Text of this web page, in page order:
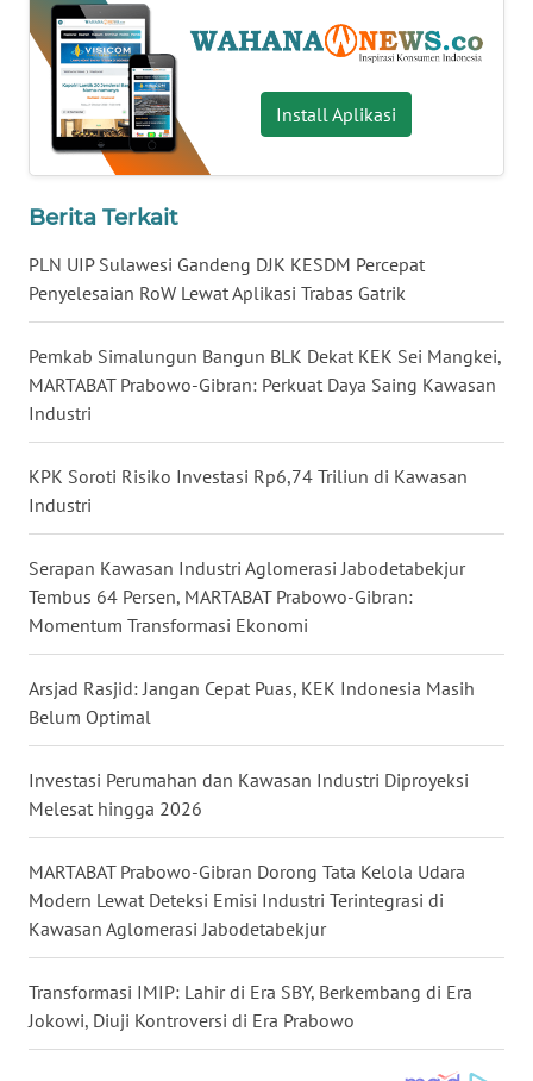
Install Aplikasi
Berita Terkait
PLN UIP Sulawesi Gandeng DJK KESDM Percepat
Penyelesaian RoW Lewat Aplikasi Trabas Gatrik
Pemkab Simalungun Bangun BLK Dekat KEK Sei Mangkei,
MARTABAT Prabowo-Gibran: Perkuat Daya Saing Kawasan
Industri
KPK Soroti Risiko Investasi Rp6,74 Triliun di Kawasan
Industri
Serapan Kawasan Industri Aglomerasi Jabodetabekjur
Tembus 64 Persen, MARTABAT Prabowo-Gibran:
Momentum Transformasi Ekonomi
Arsjad Rasjid: Jangan Cepat Puas, KEK Indonesia Masih
Belum Optimal
Investasi Perumahan dan Kawasan Industri Diproyeksi
Melesat hingga 2026
MARTABAT Prabowo-Gibran Dorong Tata Kelola Udara
Modern Lewat Deteksi Emisi Industri Terintegrasi di
Kawasan Aglomerasi Jabodetabekjur
Transformasi IMIP: Lahir di Era SBY, Berkembang di Era
Jokowi, Diuji Kontroversi di Era Prabowo
WN
NUSANTARA
WN
JOGJA
WN
JATIM
WN
BALI
WN
KALBAR
WN
KALTENG
KALTARA
WN
WN
GORONTALO
WN
SULUT